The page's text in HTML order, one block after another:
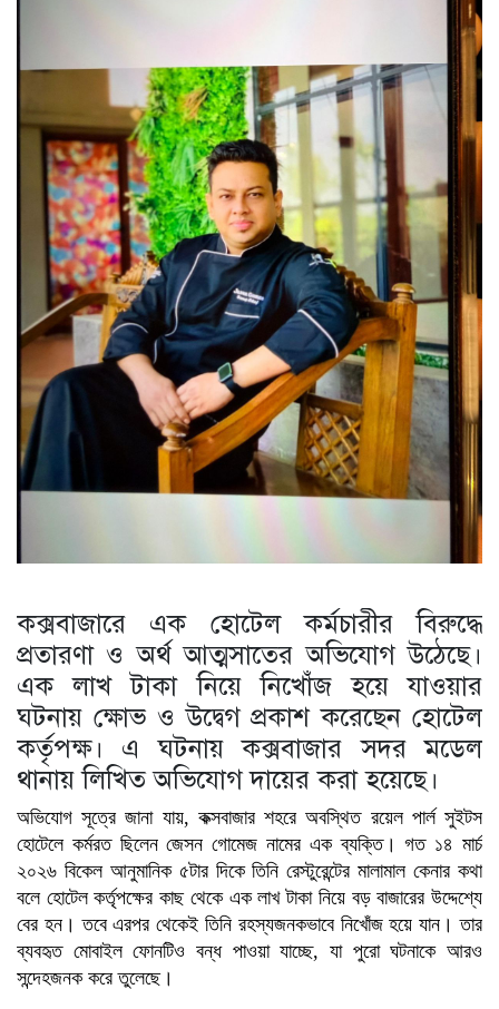
কক্সবাজারে এক হোটেল কর্মচারীর বিরুদ্ধে
প্রতারণা ও অর্থ আত্মসাতের অভিযোগ উঠেছে।
এক লাখ টাকা নিয়ে নিখোঁজ হয়ে যাওয়ার
ঘটনায় ক্ষোভ ও উদ্বেগ প্রকাশ করেছেন হোটেল
কর্তৃপক্ষ। এ ঘটনায় কক্সবাজার সদর মডেল
থানায় লিখিত অভিযোগ দায়ের করা হয়েছে।
অভিযোগ সূত্রে জানা যায়, কক্সবাজার শহরে অবস্থিত রয়েল পার্ল সুইটস
হোটেলে কর্মরত ছিলেন জেসন গোমেজ নামের এক ব্যক্তি। গত ১৪ মার্চ
২০২৬ বিকেল আনুমানিক ৫টার দিকে তিনি রেস্টুরেন্টের মালামাল কেনার কথা
বলে হোটেল কর্তৃপক্ষের কাছ থেকে এক লাখ টাকা নিয়ে বড় বাজারের উদ্দেশ্যে
বের হন। তবে এরপর থেকেই তিনি রহস্যজনকভাবে নিখোঁজ হয়ে যান। তার
ব্যবহৃত মোবাইল ফোনটিও বন্ধ পাওয়া যাচ্ছে, যা পুরো ঘটনাকে আরও
সন্দেহজনক করে তুলেছে।